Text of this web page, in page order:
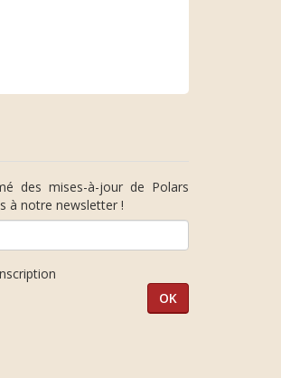
des mises-à-jour de Polars
à notre newsletter !